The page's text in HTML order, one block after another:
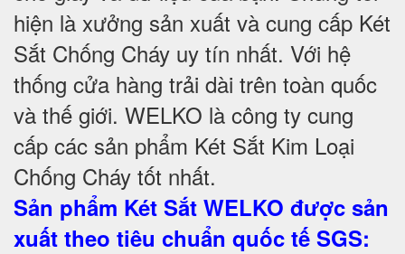
hiện là xưởng sản xuất và cung cấp Két
Sắt Chống Cháy uy tín nhất. Với hệ
thống cửa hàng trải dài trên toàn quốc
và thế giới. WELKO là công ty cung
cấp các sản phẩm Két Sắt Kim Loại
Chống Cháy tốt nhất.
Sản phẩm Két Sắt WELKO được sản
xuất theo tiêu chuẩn quốc tế SGS: